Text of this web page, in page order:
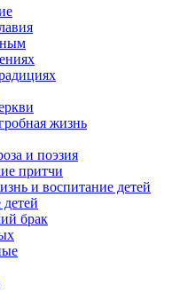
жизнь
и поэзия
притчи
и воспитание детей
брак